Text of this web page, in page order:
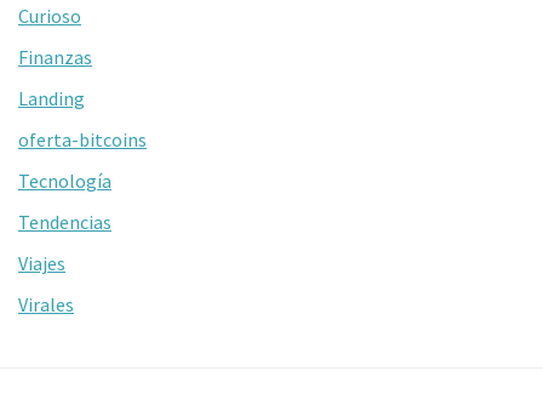
Curioso
Finanzas
Landing
oferta-bitcoins
Tecnología
Tendencias
Viajes
Virales